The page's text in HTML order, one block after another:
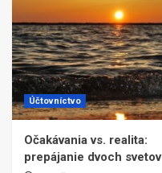
Účtovníctvo
Očakávania vs. realita:
prepájanie dvoch svetov